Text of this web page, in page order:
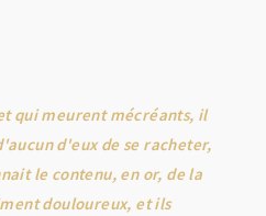
qui meurent mécréants, il
d'eux de se racheter,
le contenu, en or, de la
douloureux, et ils